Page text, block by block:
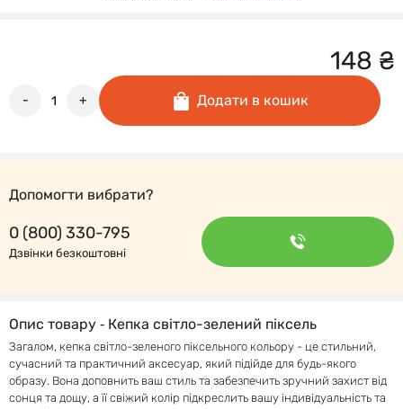
148 ₴
- + Додати в кошик
Допомогти вибрати?
0 (800) 330-795
Дзвінки безкоштовні
Опис товару ‐ Кепка світло-зелений піксель
Загалом, кепка світло-зеленого піксельного кольору - це стильний,
сучасний та практичний аксесуар, який підійде для будь-якого
образу. Вона доповнить ваш стиль та забезпечить зручний захист від
сонця та дощу, а її свіжий колір підкреслить вашу індивідуальність та